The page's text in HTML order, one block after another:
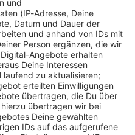
Laufenden